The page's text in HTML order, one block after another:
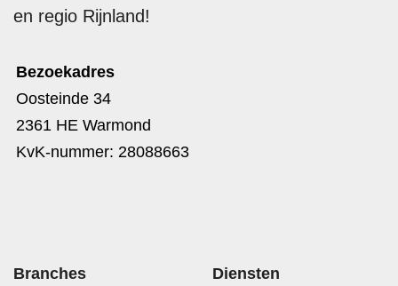
en regio Rijnland!
Bezoekadres
Oosteinde 34
2361 HE Warmond
KvK-nummer: 28088663
Branches Diensten